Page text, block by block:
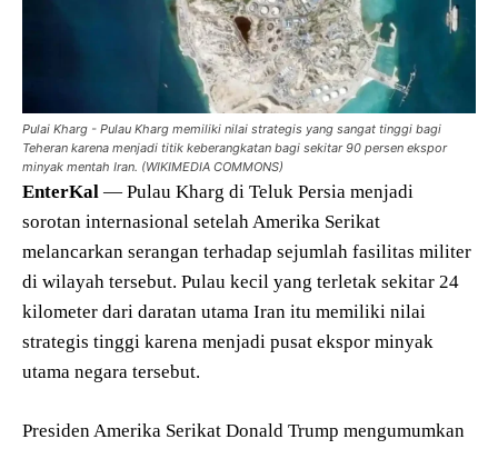
Pulai Kharg - Pulau Kharg memiliki nilai strategis yang sangat tinggi bagi
Teheran karena menjadi titik keberangkatan bagi sekitar 90 persen ekspor
minyak mentah Iran. (WIKIMEDIA COMMONS)
EnterKal — Pulau Kharg di Teluk Persia menjadi
sorotan internasional setelah Amerika Serikat
melancarkan serangan terhadap sejumlah fasilitas militer
di wilayah tersebut. Pulau kecil yang terletak sekitar 24
kilometer dari daratan utama Iran itu memiliki nilai
strategis tinggi karena menjadi pusat ekspor minyak
utama negara tersebut.
Presiden Amerika Serikat Donald Trump mengumumkan